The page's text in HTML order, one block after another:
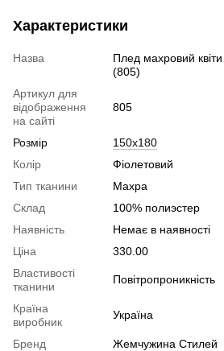
Характеристики
Назва
Плед махровий
(805)
Артикул для
відображення
на сайті
805
Розмір
150х180
Колір
Фіолетовий
Тип тканини
Махра
Склад
100% полиэстер
Наявність
Немає в наявності
Ціна
330.00
Властивості
тканини
Повітропроникність
Країна
виробник
Україна
Бренд
Жемчужина Стилей